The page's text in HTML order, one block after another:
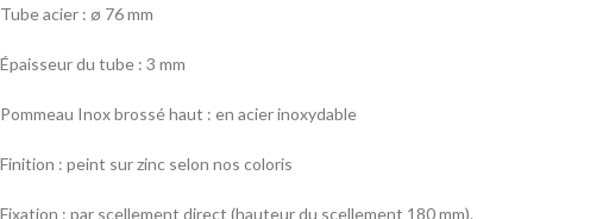
Tube acier : ø 76 mm
Épaisseur du tube : 3 mm
Pommeau Inox brossé haut : en acier inoxydable
Finition : peint sur zinc selon nos coloris
Fixation : par scellement direct (hauteur du scellement 180 mm).